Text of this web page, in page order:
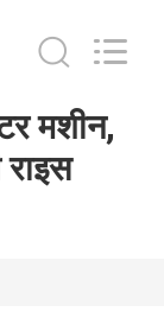
मशीन,
राइस